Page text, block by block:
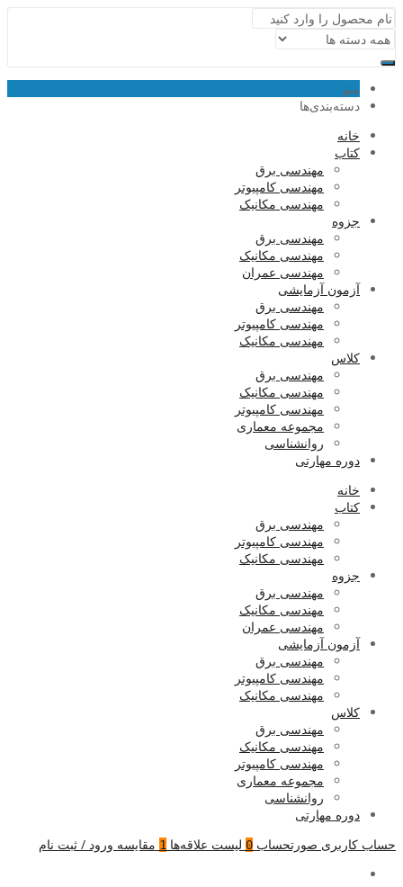
منو
دسته‌بندی‌ها
خانه
کتاب
مهندسی برق
مهندسی کامپیوتر
مهندسی مکانیک
جزوه
مهندسی برق
مهندسی مکانیک
مهندسی عمران
آزمون آزمایشی
مهندسی برق
مهندسی کامپیوتر
مهندسی مکانیک
کلاس
مهندسی برق
مهندسی مکانیک
مهندسی کامپیوتر
مجموعه معماری
روانشناسی
دوره مهارتی
خانه
کتاب
مهندسی برق
مهندسی کامپیوتر
مهندسی مکانیک
جزوه
مهندسی برق
مهندسی مکانیک
مهندسی عمران
آزمون آزمایشی
مهندسی برق
مهندسی کامپیوتر
مهندسی مکانیک
کلاس
مهندسی برق
مهندسی مکانیک
مهندسی کامپیوتر
مجموعه معماری
روانشناسی
دوره مهارتی
حساب کاربری صورتحساب 0 لیست علاقه‌ها 1 مقایسه ورود / ثبت نام